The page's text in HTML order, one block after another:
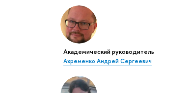
Академический руководитель
Ахременко Андрей Сергеевич